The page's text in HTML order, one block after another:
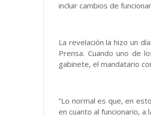
incluir cambios de
La revelación la hizo un
Prensa. Cuando uno de
gabinete, el mandatario
“Lo normal es que, en
en cuanto al funcionario, a